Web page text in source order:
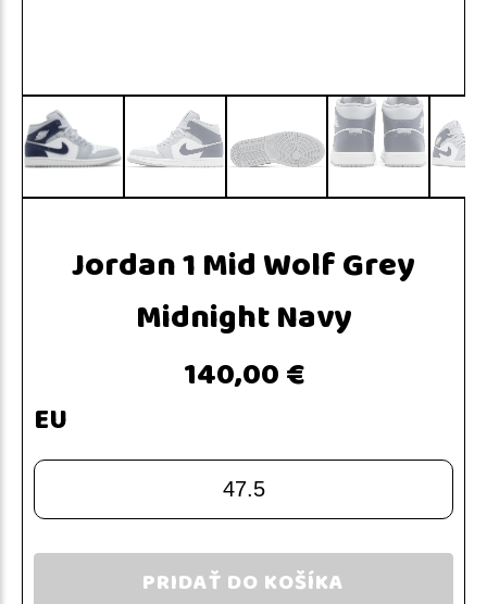
Jordan 1 Mid Wolf Grey
Midnight Navy
140,00 €
EU
47.5
PRIDAŤ DO KOŠÍKA